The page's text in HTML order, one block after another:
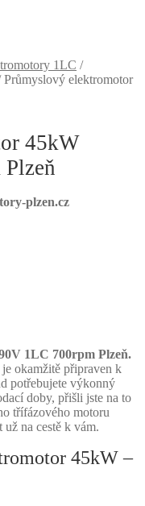
1LC /
Průmyslový elektromotor
45kW
plzen.cz
1LC 700rpm Plzeň.
okamžitě připraven k
potřebujete výkonný
doby, přišli jste na to
třífázového motoru
už na cestě k vám.
45kW –